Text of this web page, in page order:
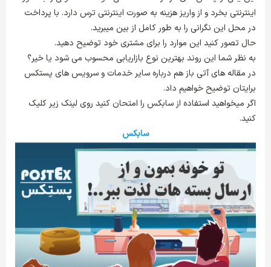
اینترنتی بخرد و از واریز هزینه به صورت اینترنتی ترس دارد. با پرداخت
در محل این نگرانی را به طور کامل از بین میبرید.
حال تصور کنید این موارد را برای مشتری خود توضیح دهید.
به نظر شما این روند بهترین نوع بازاریابی محسوب می شود یا خیر؟
در مقاله های آتی باز هم درباره سایر خدمات و سرویس های پستکس
برایتان توضیح خواهیم داد.
اگر میخواهید استفاده از سابکس را امتحان کنید روی لینک زیر کلیک
کنید.
سابکس